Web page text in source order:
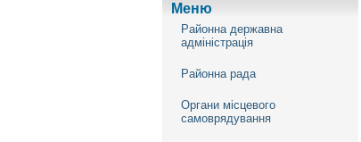
Меню
Районна державна
адміністрація
Районна рада
Органи місцевого
самоврядування